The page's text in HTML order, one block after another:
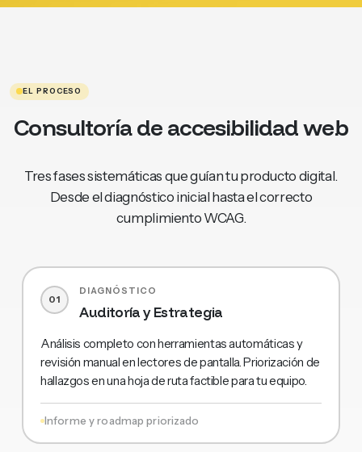
EL PROCESO
Consultoría de accesibilidad web
Tres fases sistemáticas que guían tu producto digital.
Desde el diagnóstico inicial hasta el correcto
cumplimiento WCAG.
01
DIAGNÓSTICO
Auditoría y Estrategia
Análisis completo con herramientas automáticas y
revisión manual en lectores de pantalla. Priorización de
hallazgos en una hoja de ruta factible para tu equipo.
Informe y roadmap priorizado